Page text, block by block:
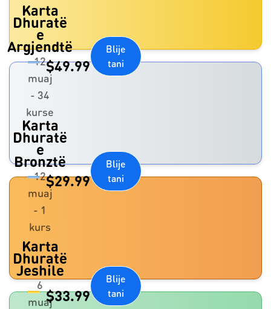
Karta
Dhuratë
e
Argjendtë
12
muaj
- 34
kurse
$49.99
Blije
tani
Karta
Dhuratë
e
Bronztë
12
muaj
- 1
kurs
$29.99
Blije
tani
Karta
Dhuratë
Jeshile
6
muaj
$33.99
Blije
tani